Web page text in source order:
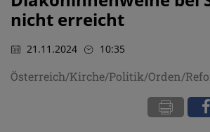
nicht erreicht
21.11.2024 10:35
Österreich/Kirche/Politik/Orden/